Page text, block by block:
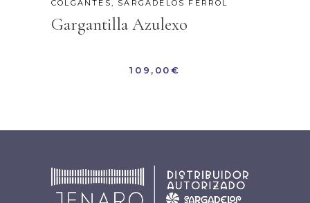
COLGANTES, SARGADELOS FERROL
Gargantilla Azulexo
109,00€